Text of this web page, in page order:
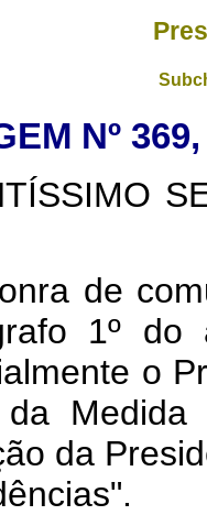
Nº
de
1º do
o
da